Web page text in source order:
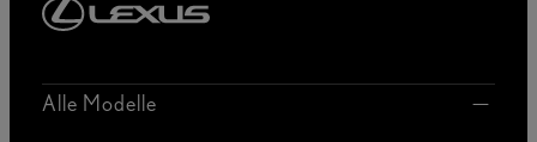
Alle Modelle